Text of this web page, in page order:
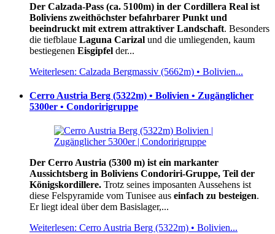
Der Calzada-Pass (ca. 5100m) in der Cordillera Real ist
Boliviens zweithöchster befahrbarer Punkt und
beeindruckt mit extrem attraktiver Landschaft. Besonders
die tiefblaue Laguna Carizal und die umliegenden, kaum
bestiegenen Eisgipfel der...
Weiterlesen: Calzada Bergmassiv (5662m) • Bolivien...
Cerro Austria Berg (5322m) • Bolivien • Zugänglicher
5300er • Condoririgruppe
Der Cerro Austria (5300 m) ist ein markanter
Aussichtsberg in Boliviens Condoriri-Gruppe, Teil der
Königskordillere. Trotz seines imposanten Aussehens ist
diese Felspyramide vom Tunisee aus einfach zu besteigen.
Er liegt ideal über dem Basislager,...
Weiterlesen: Cerro Austria Berg (5322m) • Bolivien...